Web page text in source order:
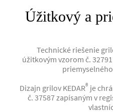
Úžitkový a
Technické riešenie
úžitkovým vzorom č.
Dizajn grilov KEDAR® je
č. 37587 zapísaným v